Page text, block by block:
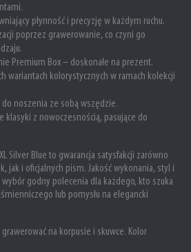
płynność i precyzję w każdym ruchu.
poprzez grawerowanie, co czyni go
Premium Box – doskonałe na prezent.
wariantach kolorystycznych w ramach kolekcji
noszenia ze sobą wszędzie.
klasyki z nowoczesnością, pasujące do
Silver Blue to gwarancja satysfakcji zarówno
jak i oficjalnych pism. Jakość wykonania, styl i
godny polecenia dla każdego, kto szuka
lub pomysłu na elegancki
na korpusie i skuwce. Kolor